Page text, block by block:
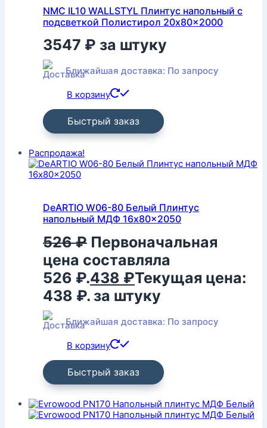
NMC IL10 WALLSTYL Плинтус напольный с
подсветкой Полистирол 20x80x2000
3547 ₽ за штуку
Ближайшая доставка: По запросу
В корзину
Быстрый заказ
Распродажа!
DeARTIO W06-80 Белый Плинтус
напольный МДФ 16x80x2050
526₽ Первоначальная
цена составляла
526 ₽.438 ₽Текущая цена:
438 ₽. за штуку
Ближайшая доставка: По запросу
В корзину
Быстрый заказ